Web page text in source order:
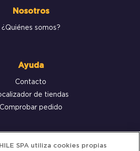
Nosotros
¿Quiénes somos?
Ayuda
Contacto
de tiendas
Comprobar pedido
al cliente
SPA utiliza cookies propias